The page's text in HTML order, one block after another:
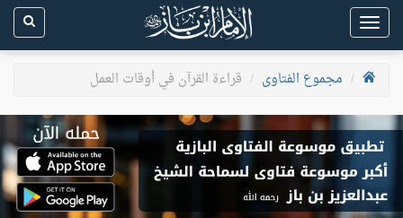
Toggle
navigation
مجموع الفتاوى
قراءة القرآن في أوقات العمل